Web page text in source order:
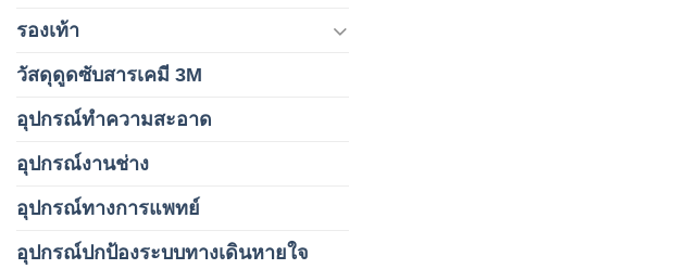
รองเท้า
วัสดุดูดซับสารเคมี 3M
อุปกรณ์ทำความสะอาด
อุปกรณ์งานช่าง
อุปกรณ์ทางการแพทย์
อุปกรณ์ปกป้องระบบทางเดินหายใจ